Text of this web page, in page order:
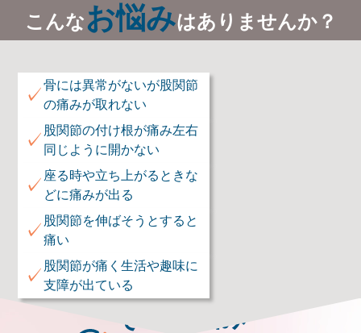
こんなお悩みはありませんか？
✓骨には異常がないが股関節
の痛みが取れない
✓股関節の付け根が痛み左右
同じように開かない
✓座る時や立ち上がるときな
どに痛みが出る
✓股関節を伸ばそうとすると
痛い
✓股関節が痛く生活や趣味に
支障が出ている
そのお悩み